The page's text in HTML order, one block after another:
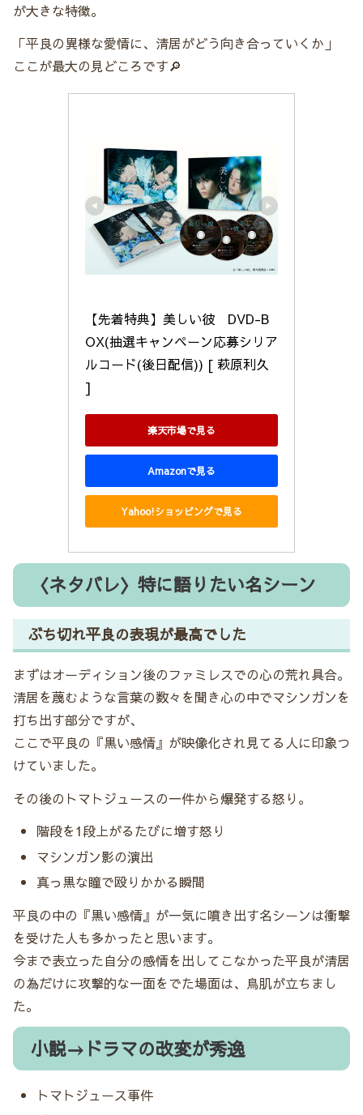
が大きな特徴。
「平良の異様な愛情に、清居がどう向き合っていくか」
ここが最大の見どころです🔎
【先着特典】美しい彼　DVD-B
OX(抽選キャンペーン応募シリア
ルコード(後日配信)) [ 萩原利久
]
楽天市場で見る
Amazonで見る
Yahoo!ショッピングで見る
〈ネタバレ〉特に語りたい名シーン
ぶち切れ平良の表現が最高でした
まずはオーディション後のファミレスでの心の荒れ具合。
清居を蔑むような言葉の数々を聞き心の中でマシンガンを
打ち出す部分ですが、
ここで平良の『黒い感情』が映像化され見てる人に印象つ
けていました。
その後のトマトジュースの一件から爆発する怒り。
階段を1段上がるたびに増す怒り
マシンガン影の演出
真っ黒な瞳で殴りかかる瞬間
平良の中の『黒い感情』が一気に噴き出す名シーンは衝撃
を受けた人も多かったと思います。
今まで表立った自分の感情を出してこなかった平良が清居
の為だけに攻撃的な一面をでた場面は、鳥肌が立ちまし
た。
小説→ドラマの改変が秀逸
トマトジュース事件